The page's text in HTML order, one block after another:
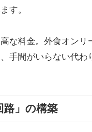
す。
な料金。外食オン
手間がいらない代わ
路」の構築